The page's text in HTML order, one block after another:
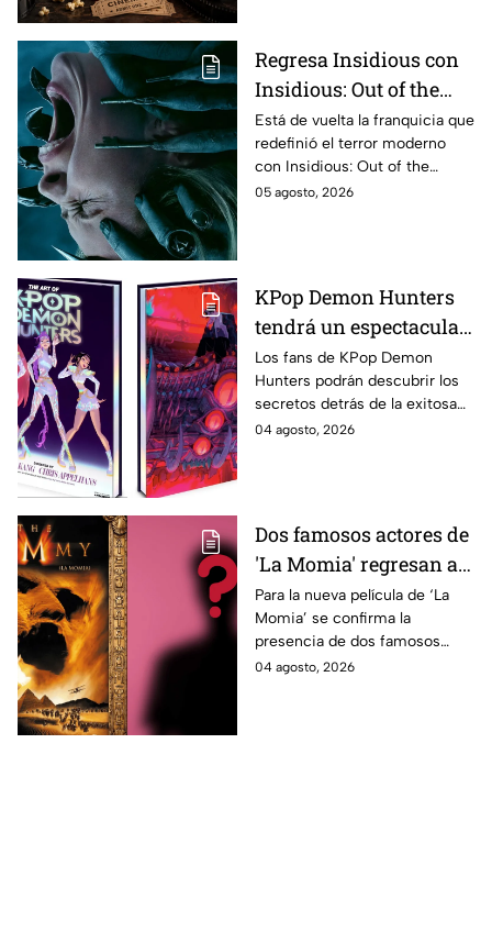
México
Regresa Insidious con
Insidious: Out of the
Further; esto revela el
aterrador primer tráiler
Está de vuelta la franquicia que
redefinió el terror moderno
con Insidious: Out of the
Further. Te contamos todo lo
05 agosto, 2026
KPop Demon Hunters
tendrá un espectacular
libro de arte con más de
500 ilustraciones
inéditas: ¿se venderá
en México?
Los fans de KPop Demon
Hunters podrán descubrir los
secretos detrás de la exitosa
película gracias a un nuevo
04 agosto, 2026
Dos famosos actores de
'La Momia' regresan a
la nueva película;
descubre de quiénes se
tratan
Para la nueva película de ‘La
Momia’ se confirma la
presencia de dos famosos
actores, ya se dio a conocer
04 agosto, 2026